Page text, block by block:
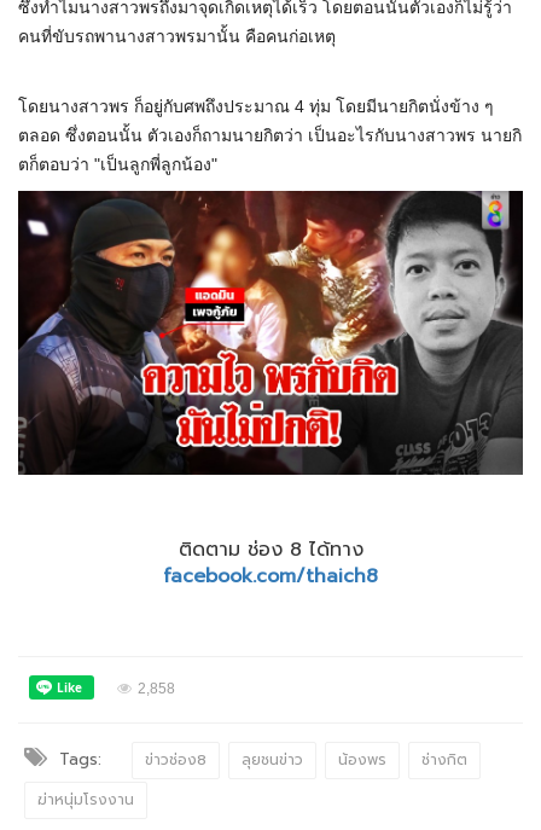
ซึ่งทำไมนางสาวพรถึงมาจุดเกิดเหตุได้เร็ว โดยตอนนั้นตัวเองก็ไม่รู้ว่า
คนที่ขับรถพานางสาวพรมานั้น คือคนก่อเหตุ
โดยนางสาวพร ก็อยู่กับศพถึงประมาณ 4 ทุ่ม โดยมีนายกิตนั่งข้าง ๆ
ตลอด ซึ่งตอนนั้น ตัวเองก็ถามนายกิตว่า เป็นอะไรกับนางสาวพร นายกิ
ตก็ตอบว่า "เป็นลูกพี่ลูกน้อง"
ติดตาม ช่อง 8 ได้ทาง
facebook.com/thaich8
2,858
Tags: ข่าวช่อง8 ลุยชนข่าว น้องพร
ช่างกิต
ฆ่าหนุ่มโรงงาน